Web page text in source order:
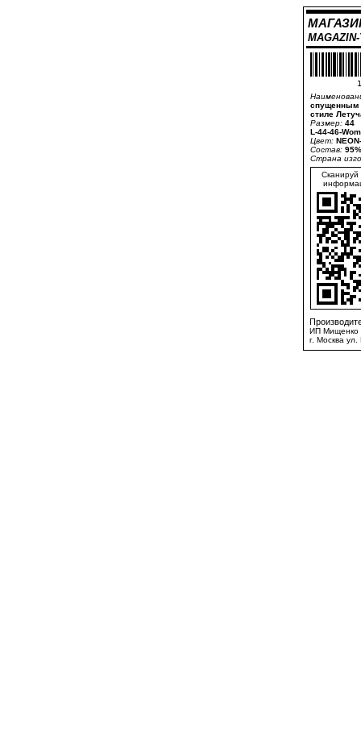
спущенным
стиле
Размер: 44
L-44-46-
Цвет:
Состав:
Страна
Сканируй
ИП Мищенко
г. Москва